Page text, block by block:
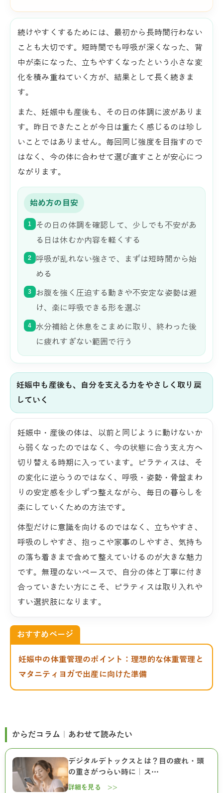
続けやすくするためには、最初から長時間行わない
ことも大切です。短時間でも呼吸が深くなった、背
中が楽になった、立ちやすくなったという小さな変
化を積み重ねていく方が、結果として長く続きま
す。
また、妊娠中も産後も、その日の体調に波がありま
す。昨日できたことが今日は重たく感じるのは珍し
いことではありません。毎回同じ強度を目指すので
はなく、今の体に合わせて選び直すことが安心につ
ながります。
始め方の目安
1
その日の体調を確認して、少しでも不安があ
る日は休むか内容を軽くする
2
呼吸が乱れない強さで、まずは短時間から始
める
3
お腹を強く圧迫する動きや不安定な姿勢は避
け、楽に呼吸できる形を選ぶ
4
水分補給と休息をこまめに取り、終わった後
に疲れすぎない範囲で行う
妊娠中も産後も、自分を支える力をやさしく取り戻
していく
妊娠中・産後の体は、以前と同じように動けないか
ら弱くなったのではなく、今の状態に合う支え方へ
切り替える時期に入っています。ピラティスは、そ
の変化に逆らうのではなく、呼吸・姿勢・骨盤まわ
りの安定感を少しずつ整えながら、毎日の暮らしを
楽にしていくための方法です。
体型だけに意識を向けるのではなく、立ちやすさ、
呼吸のしやすさ、抱っこや家事のしやすさ、気持ち
の落ち着きまで含めて整えていけるのが大きな魅力
です。無理のないペースで、自分の体と丁寧に付き
合っていきたい方にこそ、ピラティスは取り入れや
すい選択肢になります。
おすすめページ
妊娠中の体重管理のポイント：理想的な体重管理と
マタニティヨガで出産に向けた準備
からだコラム｜あわせて読みたい
デジタルデトックスとは？目の疲れ・頭
の重さがつらい時に｜ス…
詳細を見る >>